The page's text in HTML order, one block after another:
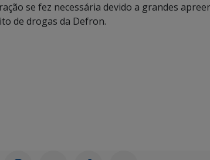
se fez necessária devido a grandes
de drogas da Defron.